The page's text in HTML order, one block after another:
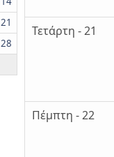
21
28
Τετάρτη - 21
Πέμπτη - 22